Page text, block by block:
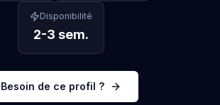
Disponibilité
2-3 sem.
Besoin de ce profil ?